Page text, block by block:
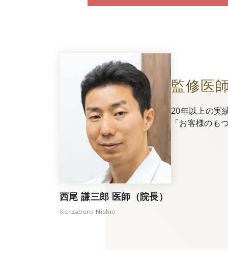
監修医
20年以上の実
「お客様のも
西尾 謙三郎 医師（院長）
Kenzaburo Nishio